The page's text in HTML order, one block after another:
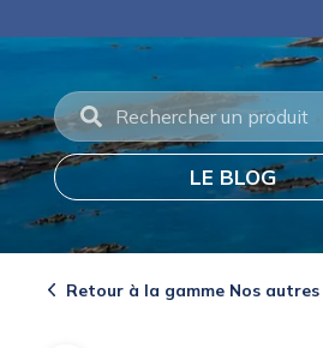
LE BLOG
Retour à la gamme Nos